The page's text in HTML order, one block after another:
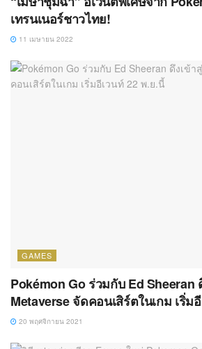
เทรนเนอร์ชาวไทย!
11 เมษายน 2022
GAMES
Pokémon Go ร่วมกับ Ed Sheeran
Metaverse จัดคอนเสิร์ตในเกม เริ่ม
20 พฤศจิกายน 2021